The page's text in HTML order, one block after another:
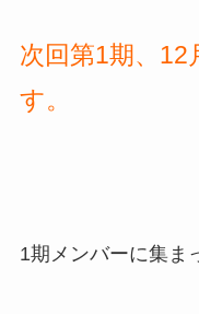
次回第1期、12
す。
1期メンバーに集ま